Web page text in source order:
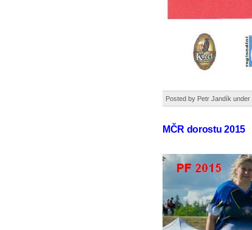
Posted by Petr Jandík under
MČR dorostu 2015